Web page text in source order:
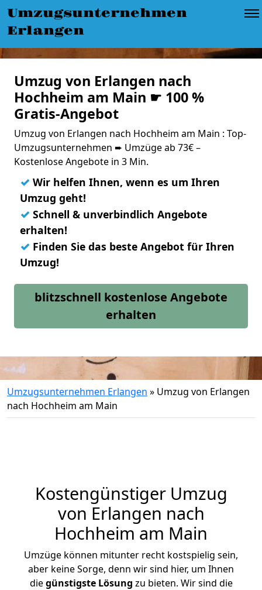
Umzugsunternehmen
Erlangen
Umzug von Erlangen nach
Hochheim am Main ☛ 100 %
Gratis-Angebot
Umzug von Erlangen nach Hochheim am Main : Top-
Umzugsunternehmen ➨ Umzüge ab 73€ –
Kostenlose Angebote in 3 Min.
✓ Wir helfen Ihnen, wenn es um Ihren
Umzug geht!
✓ Schnell & unverbindlich Angebote
erhalten!
✓ Finden Sie das beste Angebot für Ihren
Umzug!
blitzschnell kostenlose Angebote
erhalten
Umzugsunternehmen Erlangen » Umzug von Erlangen
nach Hochheim am Main
Kostengünstiger Umzug
von Erlangen nach
Hochheim am Main
Umzüge können mitunter recht kostspielig sein,
aber keine Sorge, denn wir sind hier, um Ihnen
diegünstigste Lösung zu bieten. Wir sind die